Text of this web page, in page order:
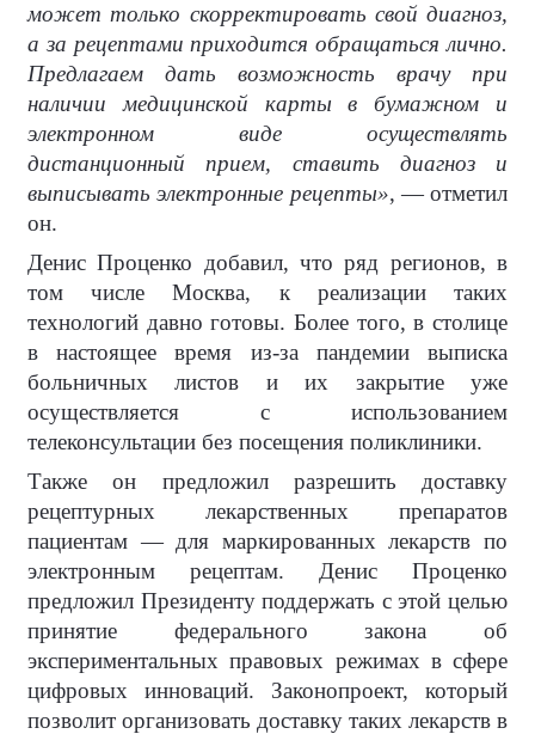
может только скорректировать свой диагноз,
а за рецептами приходится обращаться лично.
Предлагаем дать возможность врачу при
наличии медицинской карты в бумажном и
электронном виде осуществлять
дистанционный прием, ставить диагноз и
выписывать электронные рецепты», — отметил
он.
Денис Проценко добавил, что ряд регионов, в
том числе Москва, к реализации таких
технологий давно готовы. Более того, в столице
в настоящее время из-за пандемии выписка
больничных листов и их закрытие уже
осуществляется с использованием
телеконсультации без посещения поликлиники.
Также он предложил разрешить доставку
рецептурных лекарственных препаратов
пациентам — для маркированных лекарств по
электронным рецептам. Денис Проценко
предложил Президенту поддержать с этой целью
принятие федерального закона об
экспериментальных правовых режимах в сфере
цифровых инноваций. Законопроект, который
позволит организовать доставку таких лекарств в